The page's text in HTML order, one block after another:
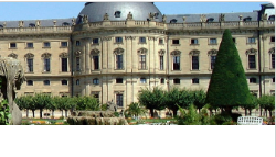
Befunde einer Speziellen